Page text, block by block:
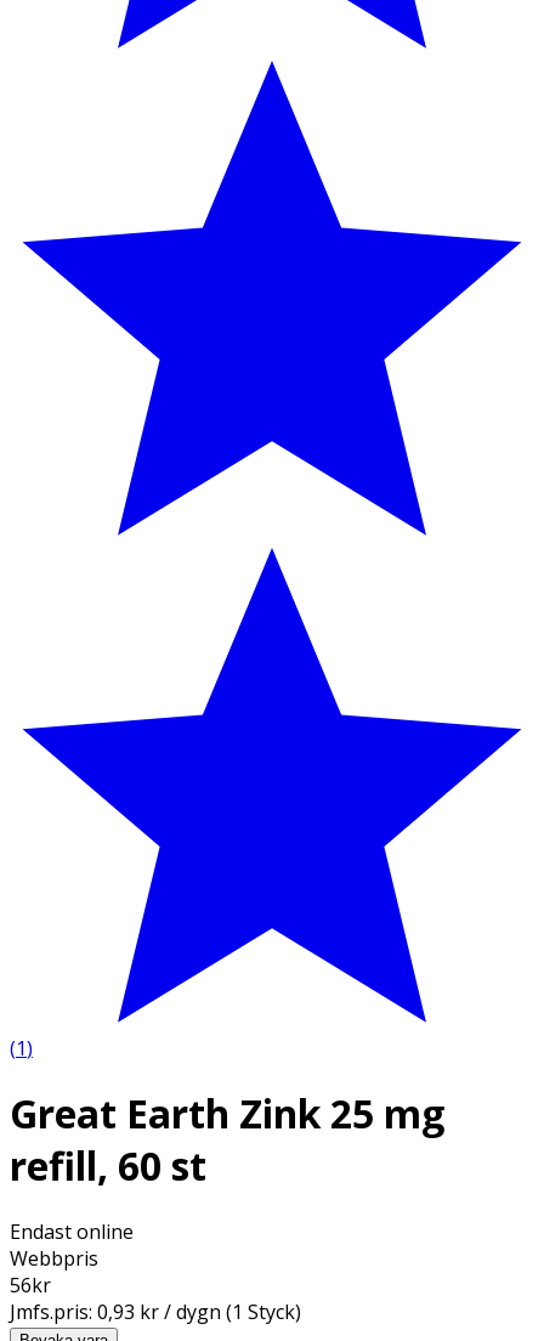
(1)
Great Earth Zink 25 mg
refill, 60 st
Endast online
Webbpris
56kr
Jmfs.pris: 0,93 kr / dygn (1 Styck)